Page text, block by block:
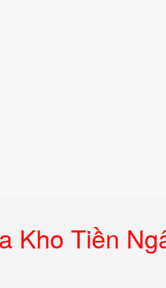
Kho Tiền